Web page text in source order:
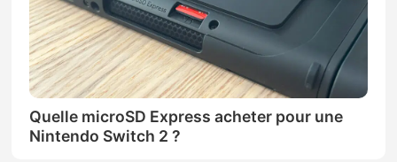
Quelle microSD Express acheter pour une
Nintendo Switch 2 ?